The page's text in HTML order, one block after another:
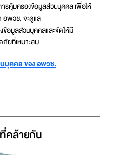
รคุ้มครองข้อมูลส่วนบุคคล เพื่อให้
อพวช. จะดูแล
ข้อมูลส่วนบุคคลและจัดให้มี
ยที่เหมาะสม
บุคคล ของ อพวช.
คล้ายกัน